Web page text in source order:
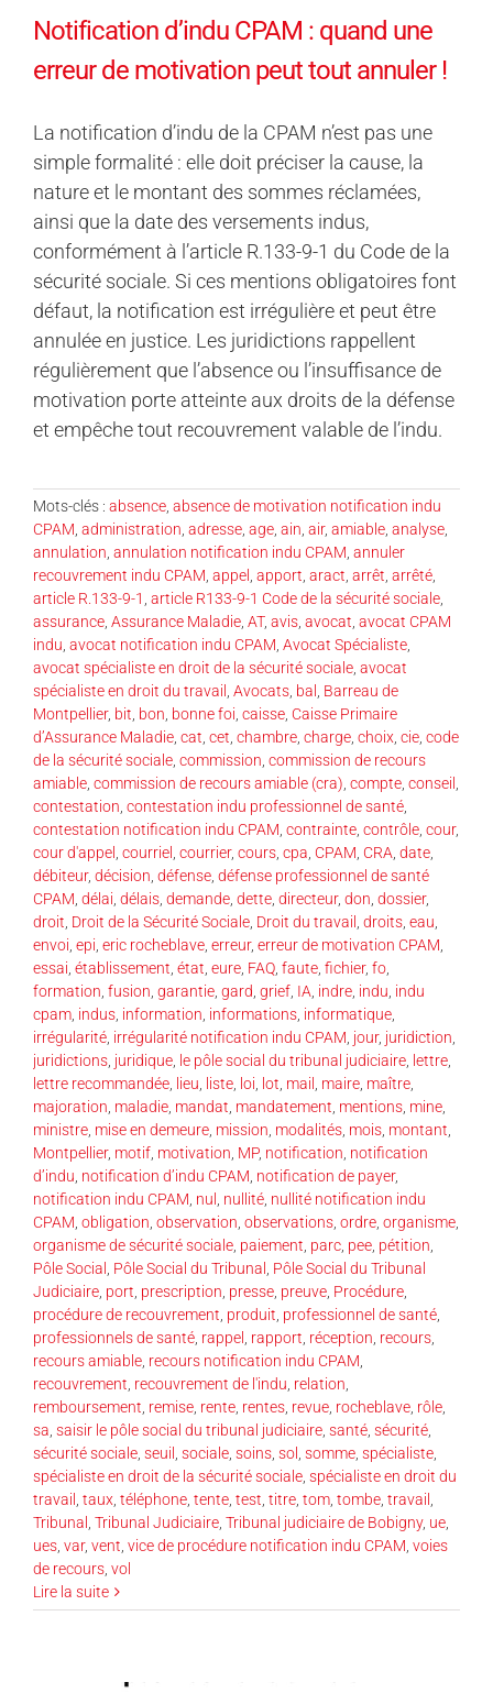
Notification d’indu CPAM : quand une
erreur de motivation peut tout annuler !
La notification d’indu de la CPAM n’est pas une
simple formalité : elle doit préciser la cause, la
nature et le montant des sommes réclamées,
ainsi que la date des versements indus,
conformément à l’article R.133-9-1 du Code de la
sécurité sociale. Si ces mentions obligatoires font
défaut, la notification est irrégulière et peut être
annulée en justice. Les juridictions rappellent
régulièrement que l’absence ou l’insuffisance de
motivation porte atteinte aux droits de la défense
et empêche tout recouvrement valable de l’indu.
Mots-clés : absence absence de motivation notification indu
CPAM administration adresse age ain air, amiable analyse
annulation annulation notification indu CPAM annuler
recouvrement indu CPAM appel apport aract arrêt arrêté
article R.133-9-1 article R133-9-1 Code de la sécurité sociale
assurance Assurance Maladie AT, avis avocat avocat CPAM
indu avocat notification indu CPAM Avocat Spécialiste
avocat spécialiste en droit de la sécurité sociale avocat
spécialiste en droit du travail
Avocats bal
Barreau de
Montpellier, bit bon bonne foi caisse Caisse Primaire
d’Assurance Maladie cat cet chambre charge choix cie code
de la sécurité sociale commission commission de recours
amiable commission de recours amiable (cra) compte conseil
contestation contestation indu professionnel de santé
contestation notification indu CPAM contrainte contrôle cour,
cour d'appel courriel courrier, cours cpa CPAM CRA date
débiteur, décision défense défense professionnel de santé
CPAM délai délais demande dette directeur, don dossier,
droit Droit de la Sécurité Sociale Droit du travail droits eau
envoi epi eric rocheblave erreur, erreur de motivation CPAM
essai établissement état eure FAQ faute fichier, fo
formation fusion garantie gard grief IA indre indu indu
cpam indus information informations informatique
irrégularité irrégularité notification indu CPAM jour, juridiction
juridictions juridique le pôle social du tribunal judiciaire lettre
lettre recommandée
lieu liste loi lot mail maire maître
majoration maladie mandat mandatement mentions mine
ministre mise en demeure mission modalités mois montant
Montpellier, motif motivation MP, notification notification
d’indu notification d’indu CPAM notification de payer,
notification indu CPAM nul nullité nullité notification indu
CPAM obligation observation observations ordre organisme
organisme de sécurité sociale paiement parc pee pétition
Pôle Social
Pôle Social du Tribunal
Pôle Social du Tribunal
Judiciaire port prescription presse preuve Procédure
procédure de recouvrement produit professionnel de santé
professionnels de santé rappel rapport réception recours
recours amiable recours notification indu CPAM
recouvrement recouvrement de l'indu relation
remboursement remise rente rentes revue rocheblave rôle
sa saisir le pôle social du tribunal judiciaire santé sécurité
sécurité sociale seuil sociale soins sol somme spécialiste
spécialiste en droit de la sécurité sociale spécialiste en droit du
travail
taux téléphone tente test titre tom tombe travail
Tribunal
Tribunal Judiciaire Tribunal judiciaire de Bobigny, ue
ues var, vent vice de procédure notification indu CPAM voies
de recours vol
Lire la suite